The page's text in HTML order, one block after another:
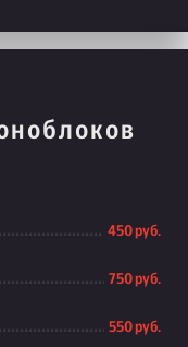
450 руб.
750 руб.
550 руб.